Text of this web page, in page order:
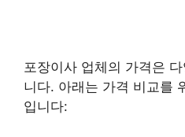
포장이사 업체의 가격은
니다. 아래는 가격 비교를
입니다: